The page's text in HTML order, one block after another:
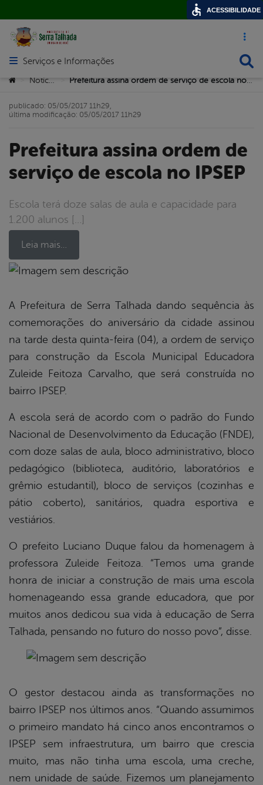
Acesso
Abrir menu principal de navegação
Serviços e Informações
Você está aqui:
> Notícias >
Prefeitura assina ordem de
serviço de escola no IPSEP
Escola terá doze salas de aula e capacidade para
1.200 alunos […]
Leia mais…
publicado: 05/05/2017 11h29,
última modificação: 05/05/2017 11h29
A Prefeitura de Serra Talhada dando sequência às
comemorações do aniversário da cidade assinou
na tarde desta quinta-feira (04), a ordem de serviço
para construção da Escola Municipal Educadora
Zuleide Feitoza Carvalho, que será construída no
bairro IPSEP.
A escola será de acordo com o padrão do Fundo
Nacional de Desenvolvimento da Educação (FNDE),
com doze salas de aula, bloco administrativo, bloco
pedagógico (biblioteca, auditório, laboratórios e
grêmio estudantil), bloco de serviços (cozinhas e
pátio coberto), sanitários, quadra esportiva e
vestiários.
O prefeito Luciano Duque falou da homenagem à
professora Zuleide Feitoza. “Temos uma grande
honra de iniciar a construção de mais uma escola
homenageando essa grande educadora, que por
muitos anos dedicou sua vida à educação de Serra
Talhada, pensando no futuro do nosso povo”, disse.
O gestor destacou ainda as transformações no
bairro IPSEP nos últimos anos. “Quando assumimos
o primeiro mandato há cinco anos encontramos o
IPSEP sem infraestrutura, um bairro que crescia
muito, mas não tinha uma escola, uma creche,
nem unidade de saúde. Fizemos um planejamento
ACESSIBILIDADE